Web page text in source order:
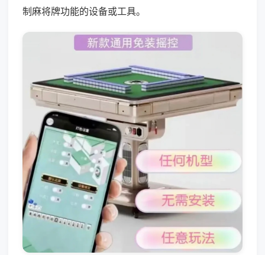
制麻将牌功能的设备或工具。